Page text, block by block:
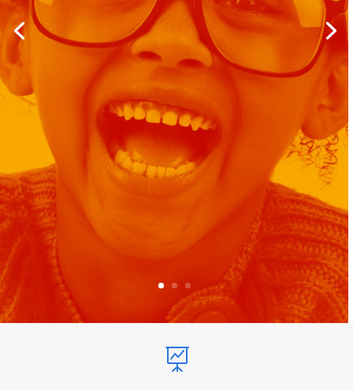
Educação Infantil e Ensino Fundamental
Proposta Pedagógica
